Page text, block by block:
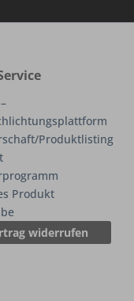
Produktlisting
Produkt
widerrufen